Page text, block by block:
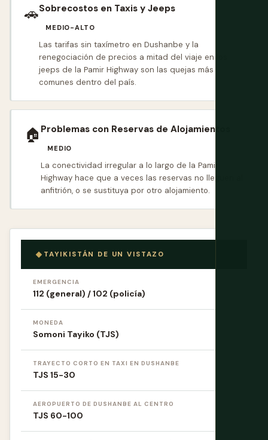
🚗Sobrecostos en Taxis y Jeeps
MEDIO-ALTO
Las tarifas sin taxímetro en Dushanbe y la
renegociación de precios a mitad del viaje en los
jeeps de la Pamir Highway son las quejas más
comunes dentro del país.
🏠 Problemas con Reservas de Alojamientos
MEDIO
La conectividad irregular a lo largo de la Pamir
Highway hace que a veces las reservas no lleguen al
anfitrión, o se sustituya por otro alojamiento.
TAYIKISTÁN DE UN VISTAZO
EMERGENCIA
112 (general) / 102 (policía)
MONEDA
Somoni Tayiko (TJS)
TRAYECTO CORTO EN TAXI EN DUSHANBE
TJS 15-30
AEROPUERTO DE DUSHANBE AL CENTRO
TJS 60-100